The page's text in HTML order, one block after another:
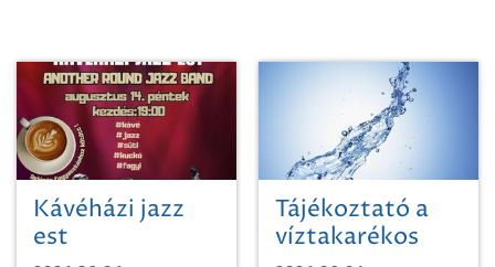
Kávéházi jazz
est
Tájékoztató a
víztakarékos